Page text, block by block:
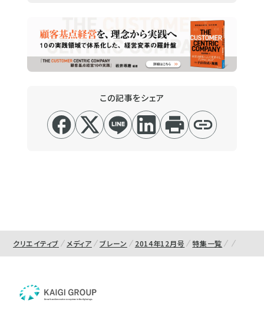
この記事をシェア
クリエイティブ メディア ブレーン 2014年12月号 特集一覧